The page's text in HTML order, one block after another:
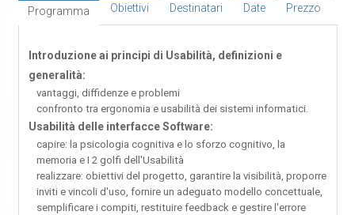
Programma Obiettivi Destinatari Date Prezzo
Introduzione ai principi di Usabilità, definizioni e
generalità:
vantaggi, diffidenze e problemi
confronto tra ergonomia e usabilità dei sistemi informatici.
Usabilità delle interfacce Software:
capire: la psicologia cognitiva e lo sforzo cognitivo, la
memoria e I 2 golfi dell'Usabilità
realizzare: obiettivi del progetto, garantire la visibilità, proporre
inviti e vincoli d'uso, fornire un adeguato modello concettuale,
semplificare i compiti, restituire feedback e gestire l'errore